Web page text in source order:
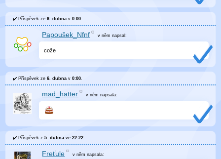
Příspěvek ze6. dubna v0:00.
Papoušek_Nfnf v němnapsal:
cože
Příspěvek ze6. dubna v0:00
mad_hatter v němnapsala:
Příspěvek z5. dubna ve22:22
Freťule v němnapsala: